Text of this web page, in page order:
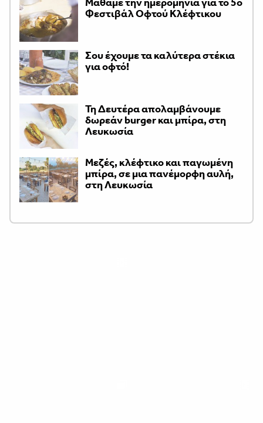
Φεστιβάλ Οφτού Κλέφτικου
Σου έχουμε τα καλύτερα στέκια
για οφτό!
Τη Δευτέρα απολαμβάνουμε
δωρεάν burger και μπίρα, στη
Λευκωσία
Μεζές, κλέφτικο και παγωμένη
μπίρα, σε μια πανέμορφη αυλή,
στη Λευκωσία